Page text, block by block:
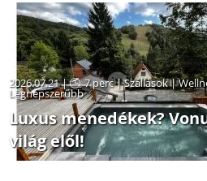
2026.07.21 | 7 perc|Szállások|
Legnépszerűbb
Luxus menedékek?
világ elől!